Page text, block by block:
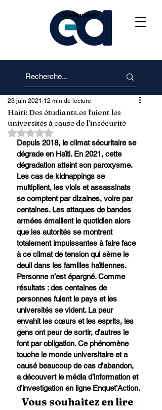
S'abonner
Haïti: Des étudiants.es fuient les
universités à cause de l’insécurité
23 juin 2021 12 min de lecture
Noté NaN étoiles sur 5.
Depuis 2018, le climat sécuritaire se
dégrade en Haïti. En 2021, cette
dégradation atteint son paroxysme.
Les cas de kidnappings se
multiplient, les viols et assassinats
se comptent par dizaines, voire par
centaines. Les attaques de bandes
armées émaillent le quotidien alors
que les autorités se montrent
totalement impuissantes à faire face
à ce climat de tension qui sème le
deuil dans les familles haïtiennes.
Personne n’est épargné. Comme
résultats : des centaines de
personnes fuient le pays et les
universités se vident. La peur
envahit les cœurs et les esprits, les
gens ont peur de sortir, d’autres le
font par obligation. Ce phénomène
touche le monde universitaire et a
causé beaucoup de cas d’abandon,
a découvert le média d’information et
d’investigation en ligne Enquet’Action.
Vous souhaitez en lire